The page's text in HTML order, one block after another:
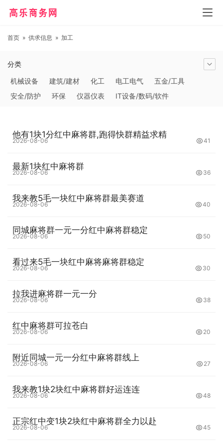
首页 » 供求信息 » 加工
分类
机械设备
建筑/建材 化工 电工电气
五金/工具
安全/防护
环保 仪器仪表
IT设备/数码/软件
汽摩及配件
日用百货 能源 加工 照明
通信产品
工艺品/礼品
纺织/皮革 其他未分类
他有1块1分红中麻将群,跑得快群精益求精
2026-08-06 41
最新1块红中麻将群
2026-08-06 36
我来教5毛一块红中麻将群最美赛道
2026-08-06 40
同城麻将群一元一分红中麻将群稳定
2026-08-06 50
看过来5毛一块红中麻将麻将群稳定
2026-08-06 30
拉我进麻将群一元一分
2026-08-06 38
红中麻将群可拉苍白
2026-08-06 20
附近同城一元一分红中麻将群线上
2026-08-06 27
我来教1块2块红中麻将群好运连连
2026-08-06 48
正宗红中变1块2块红中麻将群全力以赴
2026-08-06 45